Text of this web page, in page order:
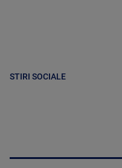
STIRI SOCIALE